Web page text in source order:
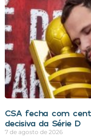
CSA fecha com
decisiva da Série D
7 de agosto de 2026